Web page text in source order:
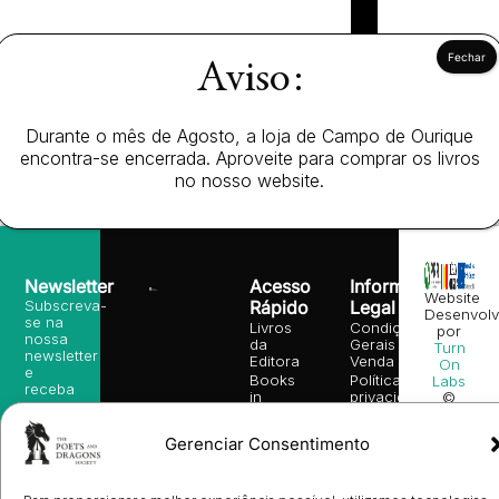
Gerenciar Consentimento
Acesso
Rápido
Livros
da
Editora
Books
in
Eventos
Informação
Legal
Condições
Gerais de
Venda
Política de
privacidade
Cookies
Newsletter
Subscreva-
se na
nossa
newsletter
e
receba
as
nossas
sugestões
de
Website
por
Turn
On
Labs
©
Aviso:
Durante o mês de Agosto, a loja de Campo de Ourique
encontra-se encerrada. Aproveite para comprar os livros
no nosso website.